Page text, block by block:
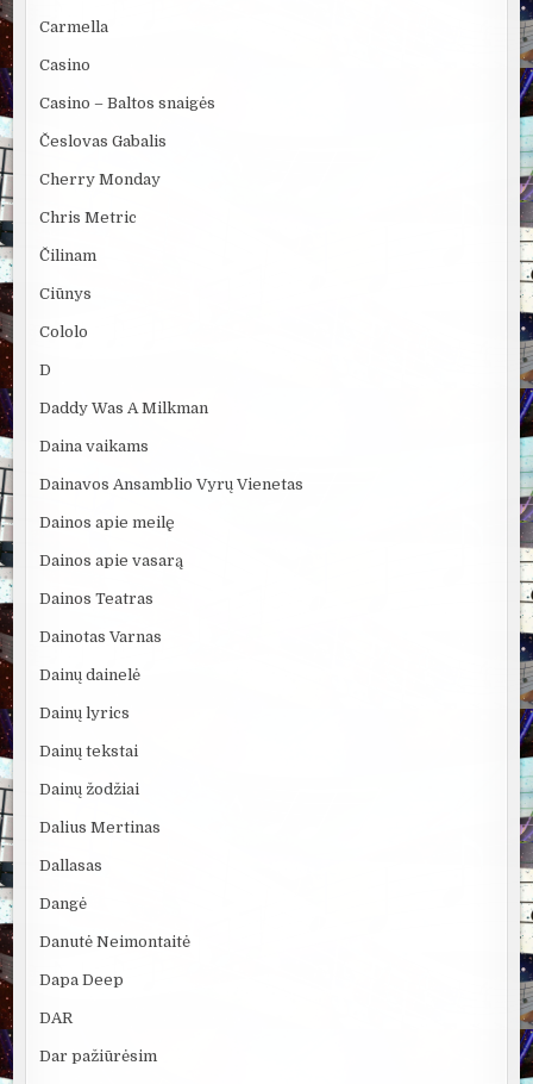
Carmella
Casino
Casino – Baltos snaigės
Česlovas Gabalis
Cherry Monday
Chris Metric
Čilinam
Ciūnys
Cololo
D
Daddy Was A Milkman
Daina vaikams
Dainavos Ansamblio Vyrų Vienetas
Dainos apie meilę
Dainos apie vasarą
Dainos Teatras
Dainotas Varnas
Dainų dainelė
Dainų lyrics
Dainų tekstai
Dainų žodžiai
Dalius Mertinas
Dallasas
Dangė
Danutė Neimontaitė
Dapa Deep
DAR
Dar pažiūrėsim